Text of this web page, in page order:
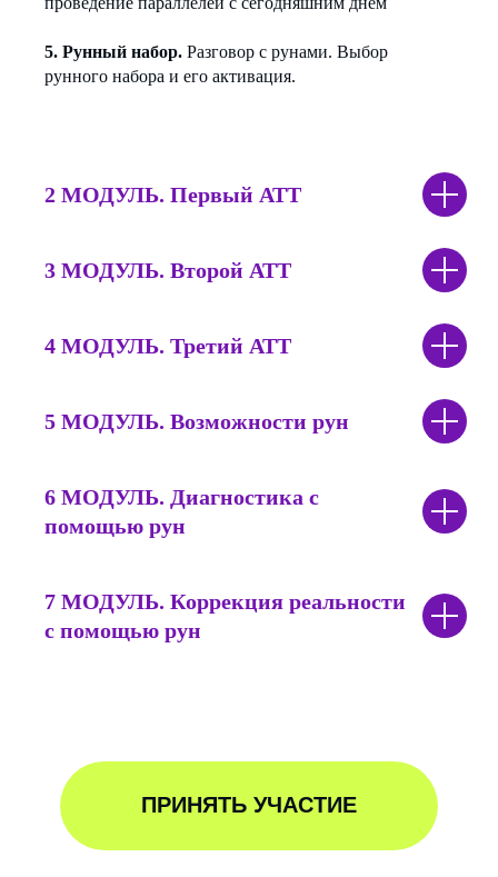
5. Рунный набор. Разговор с рунами. Выбор
рунного набора и его активация.
2 МОДУЛЬ. Первый АТТ
3 МОДУЛЬ. Второй АТТ
4 МОДУЛЬ. Третий АТТ
5 МОДУЛЬ. Возможности рун
6 МОДУЛЬ. Диагностика с
помощью рун
7 МОДУЛЬ. Коррекция реальности
с помощью рун
ПРИНЯТЬ УЧАСТИЕ